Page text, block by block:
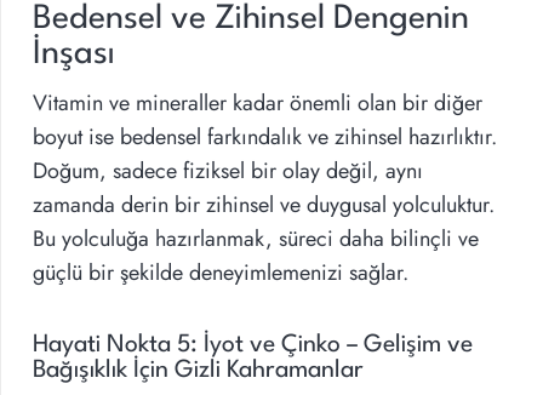
Bedensel ve Zihinsel Dengenin
İnşası
Vitamin ve mineraller kadar önemli olan bir diğer
boyut ise bedensel farkındalık ve zihinsel hazırlıktır.
Doğum, sadece fiziksel bir olay değil, aynı
zamanda derin bir zihinsel ve duygusal yolculuktur.
Bu yolculuğa hazırlanmak, süreci daha bilinçli ve
güçlü bir şekilde deneyimlemenizi sağlar.
Hayati Nokta 5: İyot ve Çinko – Gelişim ve
Bağışıklık İçin Gizli Kahramanlar